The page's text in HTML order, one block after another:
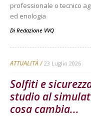
professionale o tecnico
ed enologia
Di Redazione VVQ
ATTUALITÀ 23 Luglio 2026
Solfiti e
studio al
cosa cambia...